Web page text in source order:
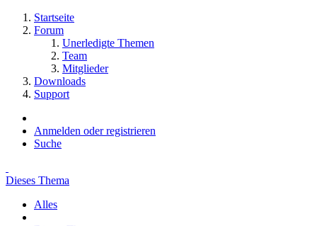
Startseite
Forum
Unerledigte Themen
Team
Mitglieder
Downloads
Support
Anmelden oder registrieren
Suche
Dieses Thema
Alles